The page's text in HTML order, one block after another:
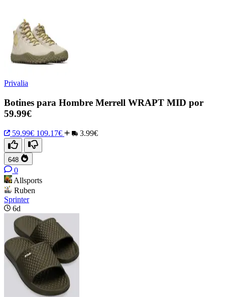
Privalia
Botines para Hombre Merrell WRAPT MID por
59.99€
59.99€ 109.17€ 3.99€
648
0
Allsports
Ruben
Sprinter
6d